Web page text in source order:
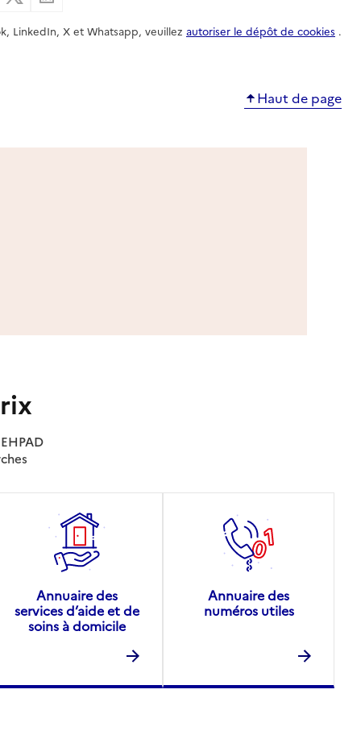
LinkedIn, X et Whatsapp, veuillez autoriser le dépôt de cookies .
Haut de page
Annuaire des
services d’aide et de
soins à domicile
Annuaire des
numéros utiles